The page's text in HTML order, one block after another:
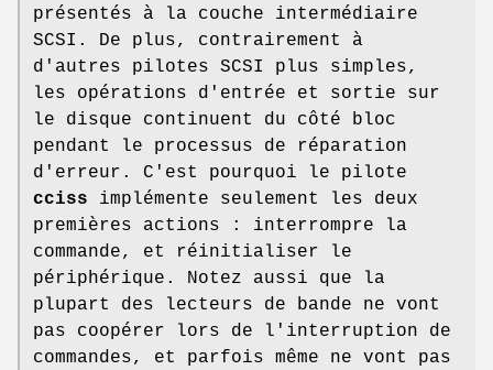
présentés à la couche intermédiaire
SCSI. De plus, contrairement à
d'autres pilotes SCSI plus simples,
les opérations d'entrée et sortie sur
le disque continuent du côté bloc
pendant le processus de réparation
d'erreur. C'est pourquoi le pilote
cciss implémente seulement les deux
premières actions : interrompre la
commande, et réinitialiser le
périphérique. Notez aussi que la
plupart des lecteurs de bande ne vont
pas coopérer lors de l'interruption de
commandes, et parfois même ne vont pas